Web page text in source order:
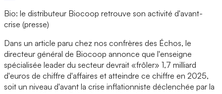
Bio: le distributeur Biocoop retrouve son activité d'avant-
crise (presse)
Dans un article paru chez nos confrères des Échos, le
directeur général de Biocoop annonce que l'enseigne
spécialisée leader du secteur devrait «frôler» 1,7 milliard
d'euros de chiffre d'affaires et atteindre ce chiffre en 2025,
soit un niveau d'avant la crise inflationniste déclenchée par la